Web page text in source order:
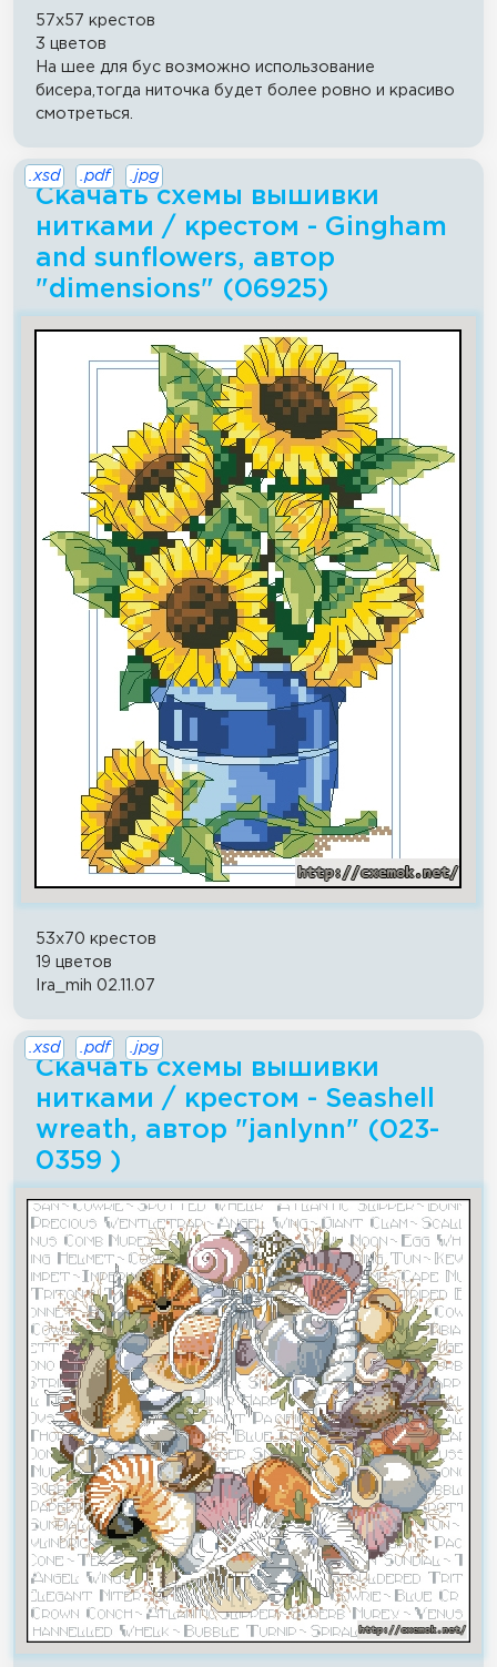
57x57 крестов
3 цветов
На шее для бус возможно использование
бисера,тогда ниточка будет более ровно и красиво
смотреться.
Скачать схемы вышивки
нитками / крестом - Gingham
and sunflowers, автор
"dimensions" (06925)
.xsd .pdf .jpg
53x70 крестов
19 цветов
Ira_mih 02.11.07
Скачать схемы вышивки
нитками / крестом - Seashell
wreath, автор "janlynn" (023-
0359 )
.xsd .pdf .jpg